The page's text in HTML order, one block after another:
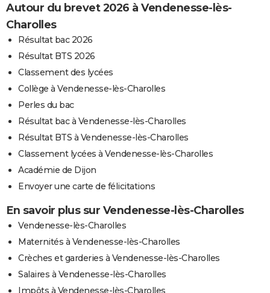
Autour du brevet 2026 à Vendenesse-lès-
Charolles
Résultat bac 2026
Résultat BTS 2026
Classement des lycées
Collège à Vendenesse-lès-Charolles
Perles du bac
Résultat bac à Vendenesse-lès-Charolles
Résultat BTS à Vendenesse-lès-Charolles
Classement lycées à Vendenesse-lès-Charolles
Académie de Dijon
Envoyer une carte de félicitations
En savoir plus sur Vendenesse-lès-Charolles
Vendenesse-lès-Charolles
Maternités à Vendenesse-lès-Charolles
Crèches et garderies à Vendenesse-lès-Charolles
Salaires à Vendenesse-lès-Charolles
Impôts à Vendenesse-lès-Charolles